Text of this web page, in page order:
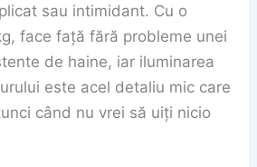
sau intimidant. Cu o
face față fără probleme unei
de haine, iar iluminarea
este acel detaliu mic care
când nu vrei să uiți nicio